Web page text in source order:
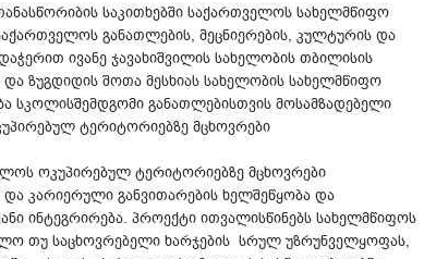
საკითხებში საქართველოს სახელმწიფო
განათლების, მეცნიერების, კულტურის და
ივანე ჯავახიშვილის სახელობის თბილისის
ზუგდიდის შოთა მესხიას სახელობის სახელმწიფო
სკოლისშემდგომი განათლებისთვის მოსამზადებელი
ტერიტორიებზე მცხოვრები
ოკუპირებულ ტერიტორიებზე მცხოვრები
კარიერული განვითარების ხელშეწყობა და
ინტეგრირება. პროექტი ითვალისწინებს სახელმწიფოს
თუ საცხოვრებელი ხარჯების სრულ უზრუნველყოფას,